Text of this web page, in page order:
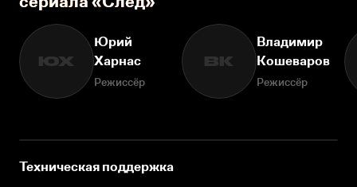
ЮХ
Юрий
Харнас
Режиссёр
ВК
Владимир
Кошеваров
Режиссёр
Техническая поддержка